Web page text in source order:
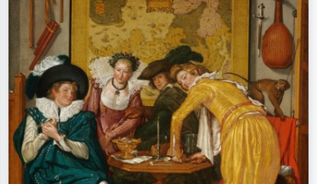
impressionnisme, vague de Hokusai,
tableau sombre, nu debout près d'un
arbre.